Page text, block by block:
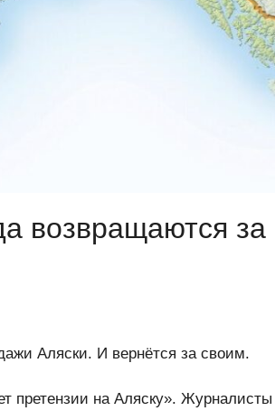
возвращаются за
Аляски. И вернётся за своим.
претензии на Аляску». Журналисты